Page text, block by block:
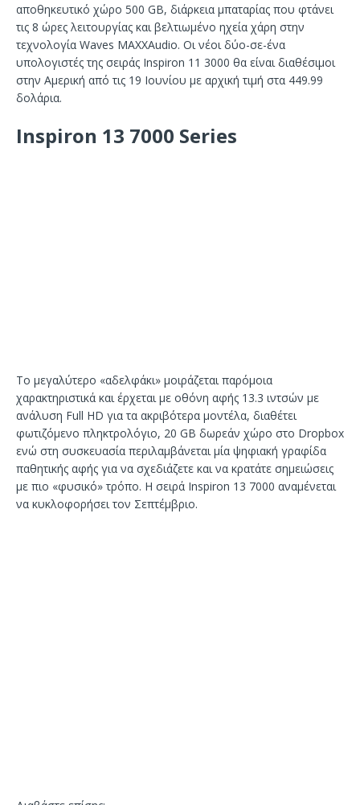
αποθηκευτικό χώρο 500 GB, διάρκεια μπαταρίας που φτάνει
τις 8 ώρες λειτουργίας και βελτιωμένο ηχεία χάρη στην
τεχνολογία Waves MAXXAudio. Οι νέοι δύο-σε-ένα
υπολογιστές της σειράς Inspiron 11 3000 θα είναι διαθέσιμοι
στην Αμερική από τις 19 Ιουνίου με αρχική τιμή στα 449.99
δολάρια.
Inspiron 13 7000 Series
Το μεγαλύτερο «αδελφάκι» μοιράζεται παρόμοια
χαρακτηριστικά και έρχεται με οθόνη αφής 13.3 ιντσών με
ανάλυση Full HD για τα ακριβότερα μοντέλα, διαθέτει
φωτιζόμενο πληκτρολόγιο, 20 GB δωρεάν χώρο στο Dropbox
ενώ στη συσκευασία περιλαμβάνεται μία ψηφιακή γραφίδα
παθητικής αφής για να σχεδιάζετε και να κρατάτε σημειώσεις
με πιο «φυσικό» τρόπο. Η σειρά Inspiron 13 7000 αναμένεται
να κυκλοφορήσει τον Σεπτέμβριο.